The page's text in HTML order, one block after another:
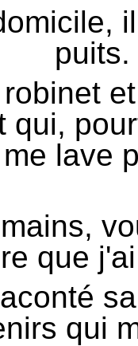
puits.
qui,
lave
que
qui